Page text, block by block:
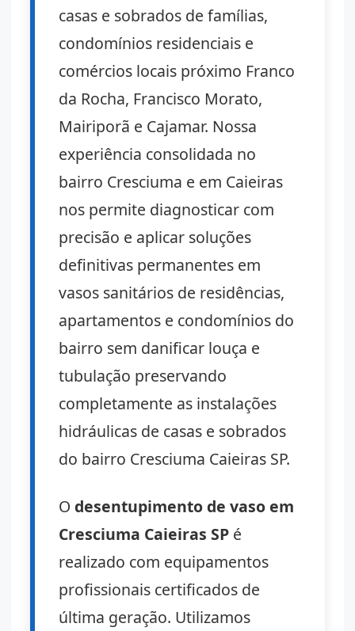
casas e sobrados de famílias,
condomínios residenciais e
comércios locais próximo Franco
da Rocha, Francisco Morato,
Mairiporã e Cajamar. Nossa
experiência consolidada no
bairro Cresciuma e em Caieiras
nos permite diagnosticar com
precisão e aplicar soluções
definitivas permanentes em
vasos sanitários de residências,
apartamentos e condomínios do
bairro sem danificar louça e
tubulação preservando
completamente as instalações
hidráulicas de casas e sobrados
do bairro Cresciuma Caieiras SP.
O desentupimento de vaso em
Cresciuma Caieiras SP é
realizado com equipamentos
profissionais certificados de
última geração. Utilizamos